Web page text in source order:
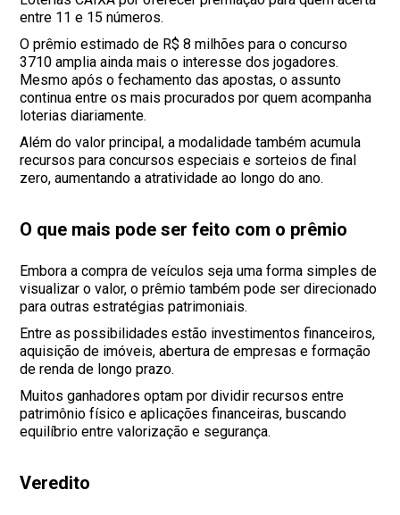
entre 11 e 15 números.
O prêmio estimado de R$ 8 milhões para o concurso
3710 amplia ainda mais o interesse dos jogadores.
Mesmo após o fechamento das apostas, o assunto
continua entre os mais procurados por quem acompanha
loterias diariamente.
Além do valor principal, a modalidade também acumula
recursos para concursos especiais e sorteios de final
zero, aumentando a atratividade ao longo do ano.
O que mais pode ser feito com o prêmio
Embora a compra de veículos seja uma forma simples de
visualizar o valor, o prêmio também pode ser direcionado
para outras estratégias patrimoniais.
Entre as possibilidades estão investimentos financeiros,
aquisição de imóveis, abertura de empresas e formação
de renda de longo prazo.
Muitos ganhadores optam por dividir recursos entre
patrimônio físico e aplicações financeiras, buscando
equilíbrio entre valorização e segurança.
Veredito